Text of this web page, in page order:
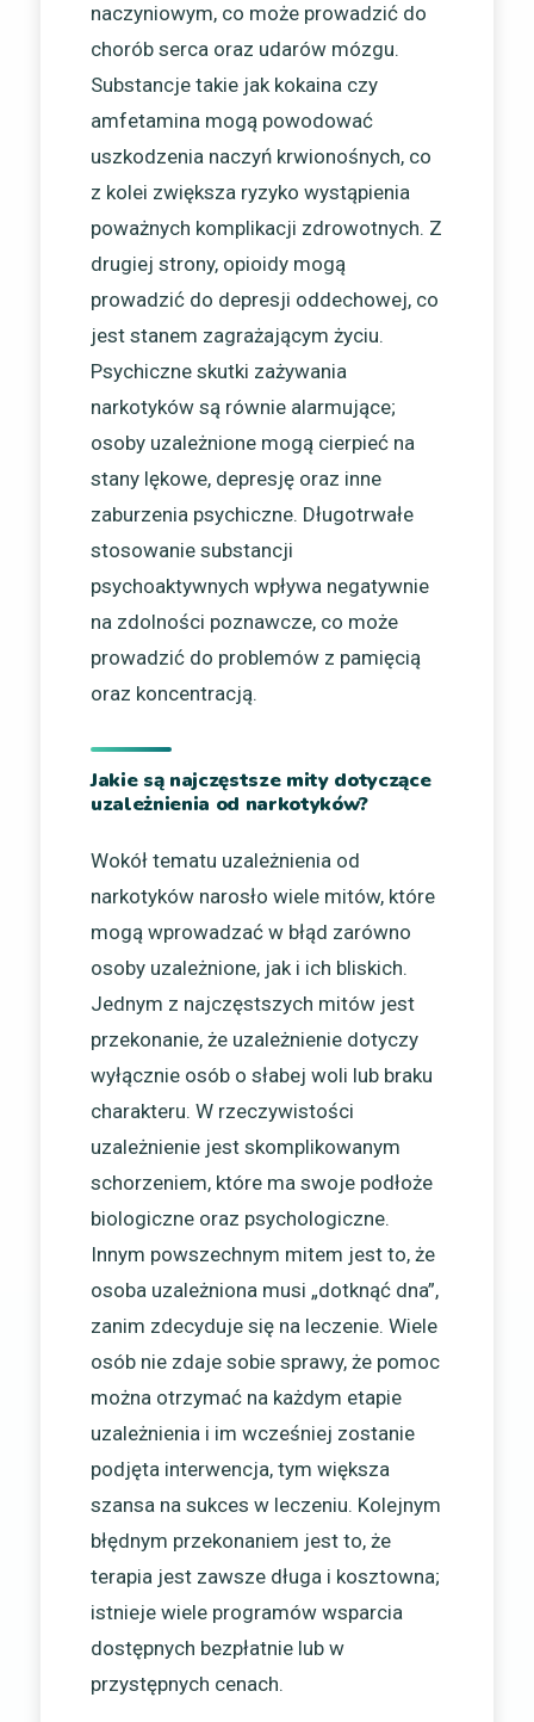
naczyniowym, co może prowadzić do
chorób serca oraz udarów mózgu.
Substancje takie jak kokaina czy
amfetamina mogą powodować
uszkodzenia naczyń krwionośnych, co
z kolei zwiększa ryzyko wystąpienia
poważnych komplikacji zdrowotnych. Z
drugiej strony, opioidy mogą
prowadzić do depresji oddechowej, co
jest stanem zagrażającym życiu.
Psychiczne skutki zażywania
narkotyków są równie alarmujące;
osoby uzależnione mogą cierpieć na
stany lękowe, depresję oraz inne
zaburzenia psychiczne. Długotrwałe
stosowanie substancji
psychoaktywnych wpływa negatywnie
na zdolności poznawcze, co może
prowadzić do problemów z pamięcią
oraz koncentracją.
Jakie są najczęstsze mity dotyczące
uzależnienia od narkotyków?
Wokół tematu uzależnienia od
narkotyków narosło wiele mitów, które
mogą wprowadzać w błąd zarówno
osoby uzależnione, jak i ich bliskich.
Jednym z najczęstszych mitów jest
przekonanie, że uzależnienie dotyczy
wyłącznie osób o słabej woli lub braku
charakteru. W rzeczywistości
uzależnienie jest skomplikowanym
schorzeniem, które ma swoje podłoże
biologiczne oraz psychologiczne.
Innym powszechnym mitem jest to, że
osoba uzależniona musi „dotknąć dna”,
zanim zdecyduje się na leczenie. Wiele
osób nie zdaje sobie sprawy, że pomoc
można otrzymać na każdym etapie
uzależnienia i im wcześniej zostanie
podjęta interwencja, tym większa
szansa na sukces w leczeniu. Kolejnym
błędnym przekonaniem jest to, że
terapia jest zawsze długa i kosztowna;
istnieje wiele programów wsparcia
dostępnych bezpłatnie lub w
przystępnych cenach.